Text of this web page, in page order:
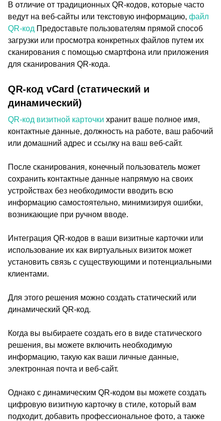
В отличие от традиционных QR-кодов, которые часто
ведут на веб-сайты или текстовую информацию, файл
QR-код Предоставьте пользователям прямой способ
загрузки или просмотра конкретных файлов путем их
сканирования с помощью смартфона или приложения
для сканирования QR-кода.
QR-код vCard (статический и
динамический)
QR-код визитной карточки хранит ваше полное имя,
контактные данные, должность на работе, ваш рабочий
или домашний адрес и ссылку на ваш веб-сайт.
После сканирования, конечный пользователь может
сохранить контактные данные напрямую на своих
устройствах без необходимости вводить всю
информацию самостоятельно, минимизируя ошибки,
возникающие при ручном вводе.
Интеграция QR-кодов в ваши визитные карточки или
использование их как виртуальных визиток может
установить связь с существующими и потенциальными
клиентами.
Для этого решения можно создать статический или
динамический QR-код.
Когда вы выбираете создать его в виде статического
решения, вы можете включить необходимую
информацию, такую как ваши личные данные,
электронная почта и веб-сайт.
Однако с динамическим QR-кодом вы можете создать
цифровую визитную карточку в стиле, который вам
подходит, добавить профессиональное фото, а также